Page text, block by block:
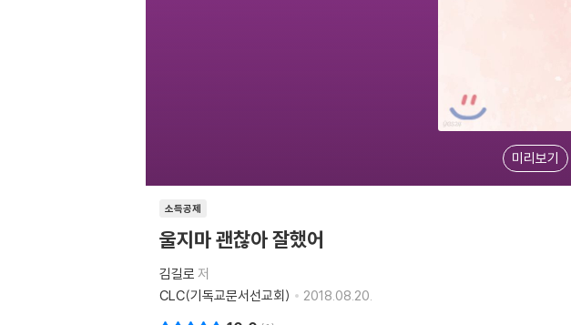
미리보기
소득공제
울지마 괜찮아 잘했어
김길로 저
CLC(기독교문서선교회)
2018.08.20.